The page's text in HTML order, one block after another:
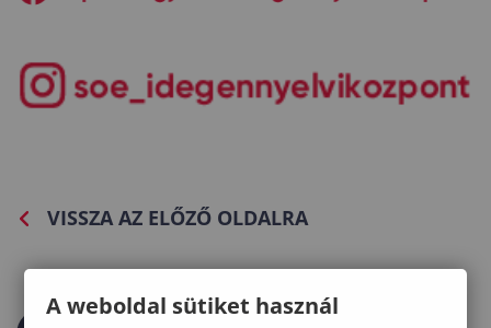
VISSZA AZ ELŐZŐ OLDALRA
A weboldal sütiket használ